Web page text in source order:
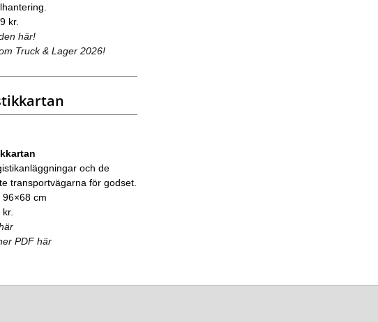
kr.
här!
Truck & Lager 2026!
och de
transportvägarna för godset.
96×68 cm
PDF här